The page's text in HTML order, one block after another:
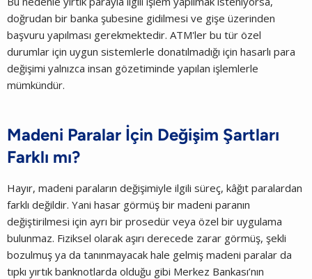
doğrudan bir banka şubesine gidilmesi ve gişe üzerinden
başvuru yapılması gerekmektedir. ATM'ler bu tür özel
durumlar için uygun sistemlerle donatılmadığı için hasarlı para
değişimi yalnızca insan gözetiminde yapılan işlemlerle
mümkündür.
Madeni Paralar İçin Değişim Şartları
Farklı mı?
Hayır, madeni paraların değişimiyle ilgili süreç, kâğıt paralardan
farklı değildir. Yani hasar görmüş bir madeni paranın
değiştirilmesi için ayrı bir prosedür veya özel bir uygulama
bulunmaz. Fiziksel olarak aşırı derecede zarar görmüş, şekli
bozulmuş ya da tanınmayacak hale gelmiş madeni paralar da
tıpkı yırtık banknotlarda olduğu gibi Merkez Bankası’nın